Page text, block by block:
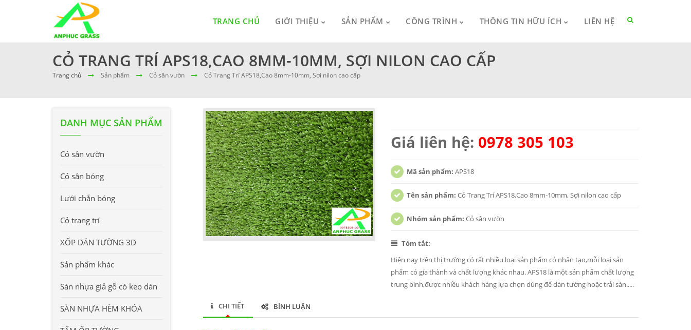
TRANG CHỦ GIỚI THIỆU SẢN PHẨM CÔNG TRÌNH THÔNG TIN HỮU ÍCH LIÊN HỆ
CỎ TRANG TRÍ APS18,CAO 8MM-10MM, SỢI NILON CAO CẤP
Trang chủ Sản phẩm Cỏ sân vườn Cỏ Trang Trí APS18,Cao 8mm-10mm, Sợi nilon cao cấp
DANH MỤC SẢN PHẨM
Cỏ sân vườn
Cỏ sân bóng
Lưới chắn bóng
Cỏ trang trí
XỐP DÁN TƯỜNG 3D
Sản phẩm khác
Sàn nhựa giả gỗ có keo dán
SÀN NHỰA HÈM KHÓA
Giá liên hệ: 0978 305 103
Mã sản phẩm:APS18
Tên sản phẩm:Cỏ Trang Trí APS18,Cao 8mm-10mm, Sợi nilon cao cấp
Nhóm sản phẩm:Cỏ sân vườn
Tóm tắt:
Hiện nay trên thị trường có rất nhiều loại sản phẩm cỏ nhân tạo,mỗi loại sản
phẩm có gía thành và chất lượng khác nhau. APS18 là một sản phẩm chất lượng
trung bình,được nhiều khách hàng lựa chọn dùng để dán tường hoặc trải sàn.....
CHI TIẾT BÌNH LUẬN